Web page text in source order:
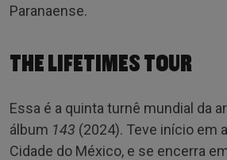
Paranaense.
THE LIFETIMES TOUR
Essa é a quinta turnê mundial da
álbum 143 (2024). Teve início em
Cidade do México, e se encerra